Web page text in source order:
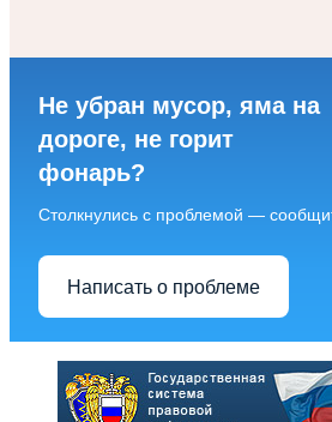
Не убран мусор, яма на
дороге, не горит
фонарь?
Столкнулись с проблемой —
Написать о проблеме